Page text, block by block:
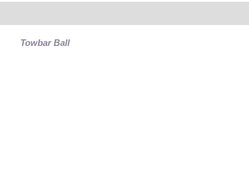
Towbar Ball